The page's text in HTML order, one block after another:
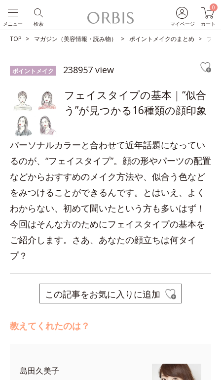
マイページ
0
カート
検索
メニュー
TOP マガジン（美容情報・読み物） ポイントメイクのまとめ フェ
ポイントメイク 238957 view
フェイスタイプの基本｜“似合
う”が見つかる16種類の顔印象
パーソナルカラーと合わせて近年話題になってい
るのが、“フェイスタイプ”。顔の形やパーツの配置
などからおすすめのメイク方法や、似合う色など
をみつけることができるんです。とはいえ、よく
わからない、初めて聞いたという方も多いはず！
今回はそんな方のためにフェイスタイプの基本を
ご紹介します。さあ、あなたの顔立ちは何タイ
プ？
この記事をお気に入りに追加
教えてくれたのは？
島田久美子